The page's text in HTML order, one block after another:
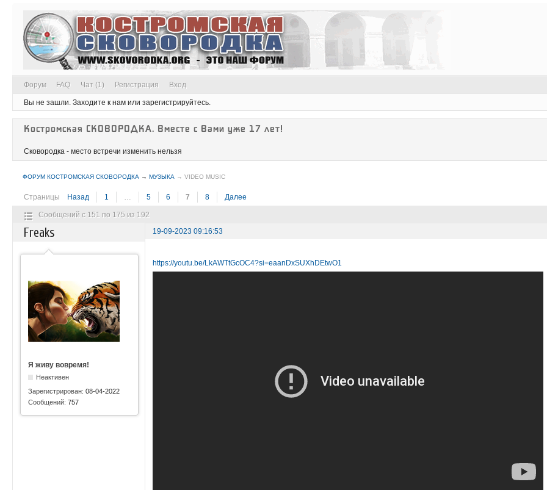
Форум FAQ Чат (1) Регистрация Вход
Вы не зашли. Заходите к нам или зарегистрируйтесь.
Костромская СКОВОРОДКА. Вместе с Вами уже 17 лет!
Сковородка - место встречи изменить нельзя
ФОРУМ КОСТРОМСКАЯ СКОВОРОДКА →МУЗЫКА →VIDEO MUSIC
Страницы Назад 1 … 5 6 7 8 Далее
Сообщений с 151 по 175 из 192
Freaks 19-09-2023 09:16:53
Я живу вовремя!
Неактивен
Зарегистрирован:08-04-2022
Сообщений:757
https://youtu.be/LkAWTtGcOC4?si=eaanDxSUXhDEtwO1